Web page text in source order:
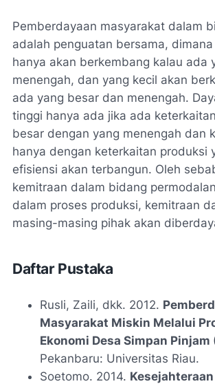
Pemberdayaan masyarakat dalam
adalah penguatan bersama,
hanya akan berkembang kalau ada
menengah, dan yang kecil akan
ada yang besar dan menengah.
tinggi hanya ada jika ada
besar dengan yang menengah dan
hanya dengan keterkaitan produksi
efisiensi akan terbangun. Oleh
kemitraan dalam bidang
dalam proses produksi, kemitraan
masing-masing pihak akan
Daftar Pustaka
Rusli, Zaili, dkk. 2012.
Masyarakat Miskin Melalui
Ekonomi Desa Simpan Pinjam
Pekanbaru: Universitas Riau.
Soetomo. 2014.